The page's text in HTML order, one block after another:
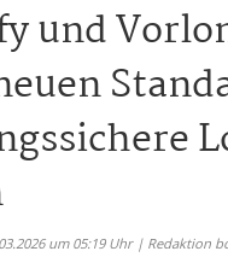
und
um 05:19 Uhr | Redaktion